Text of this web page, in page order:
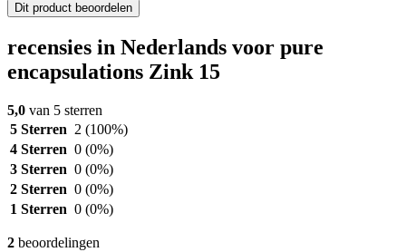
Dit product beoordelen
recensies in Nederlands voor pure
encapsulations Zink 15
5,0 van 5 sterren
5 Sterren 2 (100%)
4 Sterren 0 (0%)
3 Sterren 0 (0%)
2 Sterren 0 (0%)
1 Sterren 0 (0%)
2 beoordelingen